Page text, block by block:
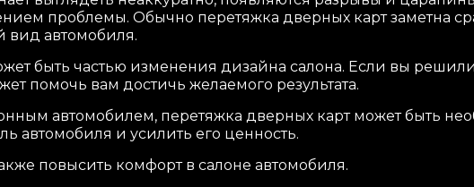
проблемы. Обычно перетяжка дверных карт заметна
вид автомобиля.
быть частью изменения дизайна салона. Если вы
помочь вам достичь желаемого результата.
автомобилем, перетяжка дверных карт может быть
автомобиля и усилить его ценность.
повысить комфорт в салоне автомобиля.